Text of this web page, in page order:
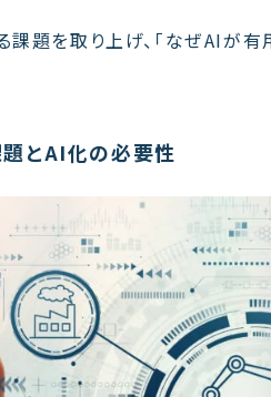
題を取り上げ、「なぜAIが
とAI化の必要性